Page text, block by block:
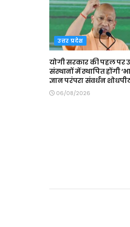
उत्तर प्रदेश
योगी सरकार की पहल पर
संस्थानों में स्थापित होंगी
ज्ञान परंपरा संवर्धन
06/08/2026